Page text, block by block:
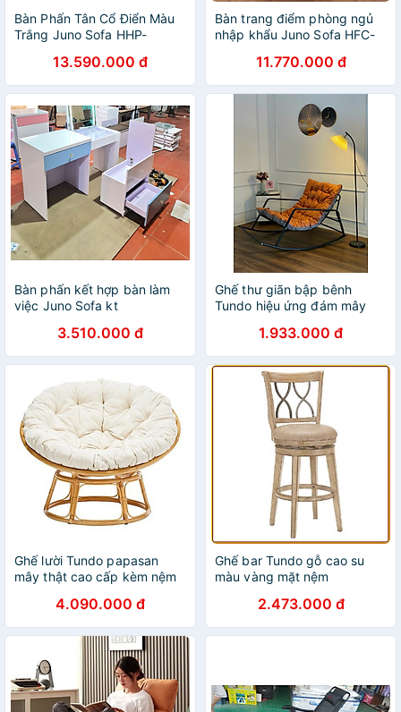
Bàn Phấn Tân Cổ Điển Màu
Trắng Juno Sofa HHP-
13.590.000 đ
Bàn trang điểm phòng ngủ
nhập khẩu Juno Sofa HFC-
11.770.000 đ
Bàn phấn kết hợp bàn làm
việc Juno Sofa kt
kèm đèn led3.510.000 đ
Ghế thư giãn bập bênh
Tundo hiệu ứng đám mây
1.933.000 đ
Ghế lười Tundo papasan
mây thật cao cấp kèm nệm
4.090.000 đ
Ghế bar Tundo gỗ cao su
màu vàng mặt nệm
2.473.000 đ